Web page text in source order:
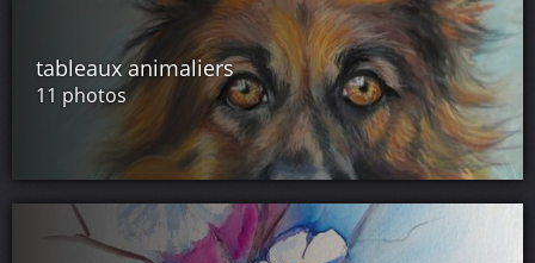
tableaux animaliers
11 photos